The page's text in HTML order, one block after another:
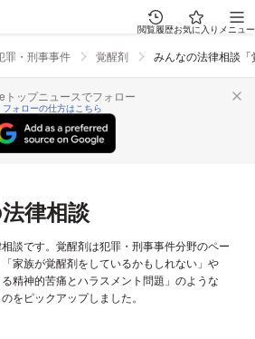
閲覧履歴お気に入り メニュー
罪・刑事事件 覚醒剤 みんなの法律相談「
トップニュースでフォロー
フォローの仕方はこちら
法律相談
相談です。覚醒剤は犯罪・刑事事件分野のペー
家族が覚醒剤をしているかもしれない」や
る精神的苦痛とハラスメント問題」のような
をピックアップしました。